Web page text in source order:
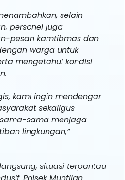
selain
personel juga
pesan kamtibmas dan
warga untuk
mengetahui kondisi
kami ingin mendengar
sekaligus
sama menjaga
lingkungan,”
situasi terpantau
Polsek Muntilan